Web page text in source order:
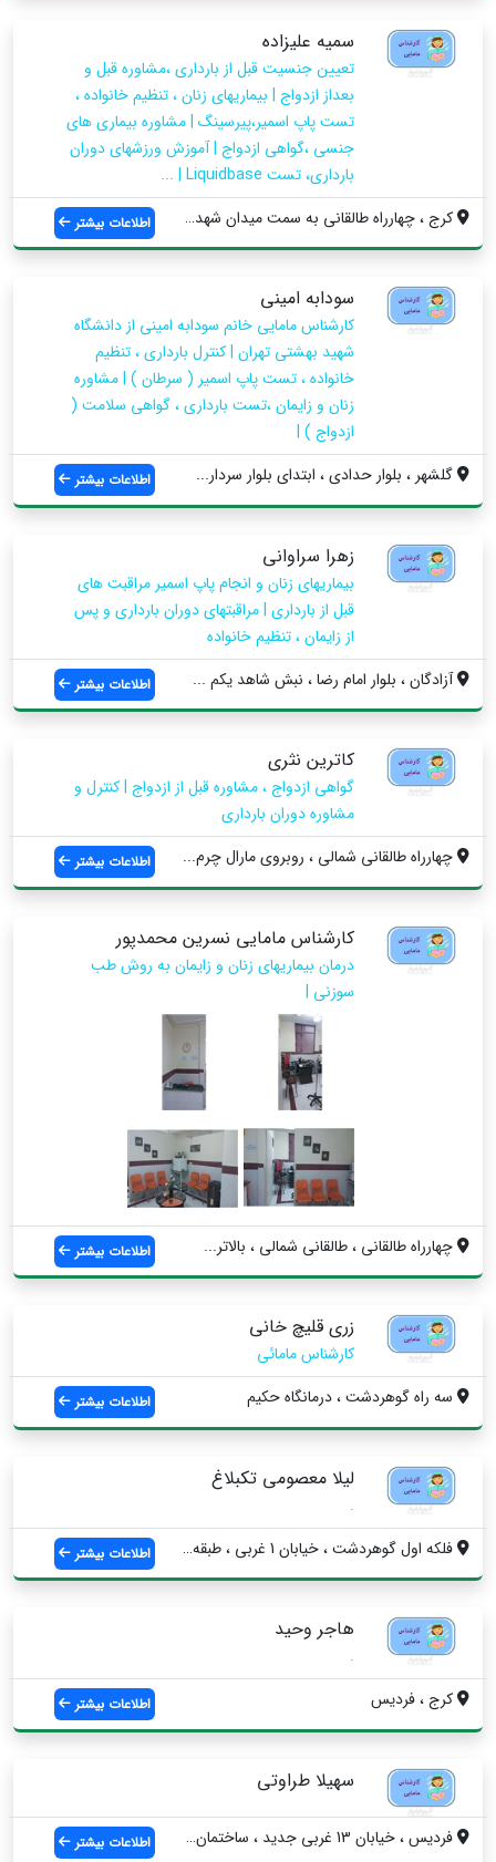
سمیه علیزاده
تعیین جنسیت قبل از بارداری ،مشاوره قبل و
بعداز ازدواج | بیماریهای زنان ، تنظیم خانواده ،
تست پاپ اسمیر،پیرسینگ | مشاوره بیماری های
جنسی ،گواهی ازدواج | آموزش ورزشهای دوران
بارداری، تست Liquidbase | ...
کرج ، چهارراه طالقانی به سمت میدان شهدا ...
اطلاعات بیشتر
سودابه امینی
کارشناس مامایی خانم سودابه امینی از دانشگاه
شهید بهشتی تهران | کنترل بارداری ، تنظیم
خانواده ، تست پاپ اسمیر ( سرطان ) | مشاوره
زنان و زایمان ،تست بارداری ، گواهی سلامت (
ازدواج ) |
گلشهر ، بلوار حدادی ، ابتدای بلوار سردار...
اطلاعات بیشتر
زهرا سراوانی
بیماریهای زنان و انجام پاپ اسمیر مراقبت های
قبل از بارداری | مراقبتهای دوران بارداری و پس
از زایمان ، تنظیم خانواده
آزادگان ، بلوار امام رضا ، نبش شاهد یکم ...
اطلاعات بیشتر
کاترین نثری
گواهی ازدواج ، مشاوره قبل از ازدواج | کنترل و
مشاوره دوران بارداری
چهارراه طالقانی شمالی ، روبروی مارال چرم...
اطلاعات بیشتر
کارشناس مامایی نسرین محمدپور
درمان بیماریهای زنان و زایمان به روش طب
سوزنی |
چهارراه طالقانی ، طالقانی شمالی ، بالاتر... اطلاعات بیشتر
زری قلیچ خانی
کارشناس مامائی
سه راه گوهردشت ، درمانگاه حکیم
اطلاعات بیشتر
لیلا معصومی تکبلاغ
.
فلکه اول گوهردشت ، خيابان 1 غربی ، طبقه ...
اطلاعات بیشتر
هاجر وحید
.
کرج ، فردیس
اطلاعات بیشتر
سهیلا طراوتی
فردیس ، خیابان 13 غربی جدید ، ساختمان پز... اطلاعات بیشتر